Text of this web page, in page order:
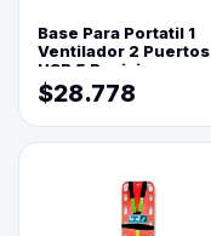
Base Para Portatil 1
Ventilador 2 Puertos
USB 5 Posiciones
$28.778